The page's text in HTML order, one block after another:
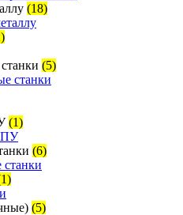
(18)
(5)
(1)
(6)
(5)